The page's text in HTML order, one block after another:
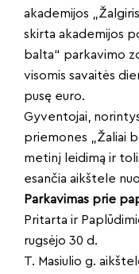
akademijos
skirta akademijos
balta“ parkavimo
visomis savaitės
pusę euro.
Gyventojai,
priemones „Žaliai
metinį leidimą ir
esančia aikštele
Parkavimas prie
Pritarta ir
rugsėjo 30 d.
T. Masiulio g.